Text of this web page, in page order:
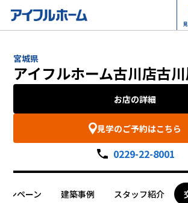
宮城県
アイフルホーム古川店古
お店の詳細
見学のご予約はこちら
0229-22-8001
ンペーン 建築事例 スタッフ紹介